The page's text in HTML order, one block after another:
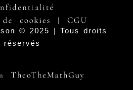
cookies
| CGU
© 2025 | Tous droits
réservés
TheoTheMathGuy